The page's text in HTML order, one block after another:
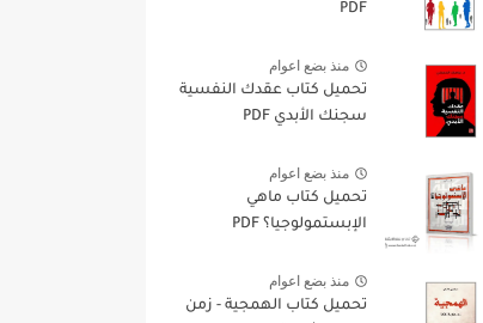
PDF
منذ بضع اعوام
تحميل كتاب عقدك النفسية
سجنك الأبدي PDF
منذ بضع اعوام
تحميل كتاب ماهي
الإبستمولوجيا؟ PDF
منذ بضع اعوام
تحميل كتاب الهمجية - زمن